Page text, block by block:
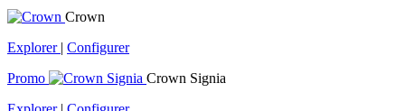
Crown
Explorer | Configurer
Promo
Crown Signia